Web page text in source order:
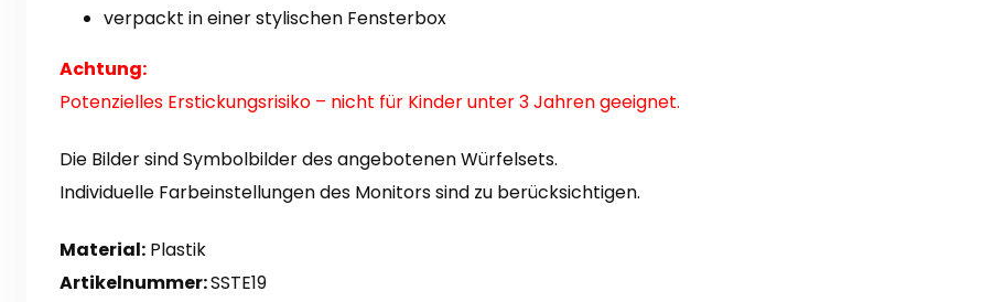
verpackt in einer stylischen Fensterbox
Achtung:
Potenzielles Erstickungsrisiko – nicht für Kinder unter 3 Jahren geeignet.
Die Bilder sind Symbolbilder des angebotenen Würfelsets.
Individuelle Farbeinstellungen des Monitors sind zu berücksichtigen.
Material: Plastik
Artikelnummer:SSTE19